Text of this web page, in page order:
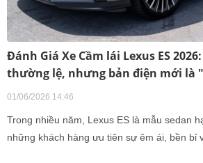
Đánh Giá Xe Cầm lái Lexus ES
thường lệ, nhưng bản điện mới là
01/06/2026 14:46
Trong nhiều năm, Lexus ES là mẫu sedan
những khách hàng ưu tiên sự êm ái, bền bỉ